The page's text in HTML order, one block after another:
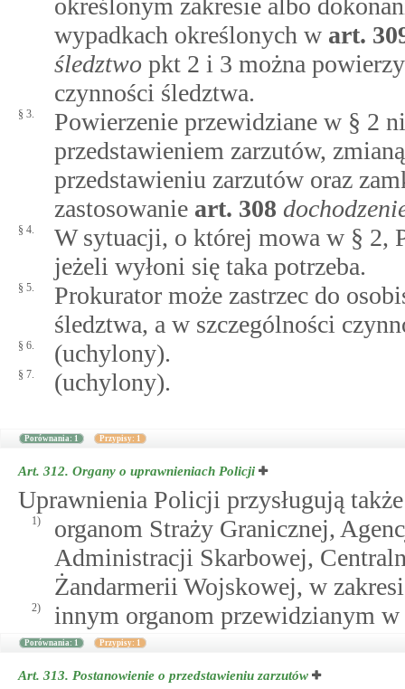
określonym zakresie albo
wypadkach określonych w art.
śledztwo pkt 2 i 3 można
czynności śledztwa.
§ 3.
Powierzenie przewidziane w § 2
przedstawieniem zarzutów,
przedstawieniu zarzutów oraz
zastosowanie art. 308
§ 4.
W sytuacji, o której mowa w § 2,
jeżeli wyłoni się taka potrzeba.
§ 5.
Prokurator może zastrzec do
śledztwa, a w szczególności
§ 6. (uchylony).
§ 7. (uchylony).
Porównania: 1 Przypisy: 1
Art. 312. Organy o uprawnieniach Policji
Uprawnienia Policji przysługują
1)
organom Straży Granicznej,
Administracji Skarbowej,
Żandarmerii Wojskowej, w
2) innym organom przewidzianym w
Porównania: 1 Przypisy: 1
Art. 313. Postanowienie o przedstawieniu zarzutów